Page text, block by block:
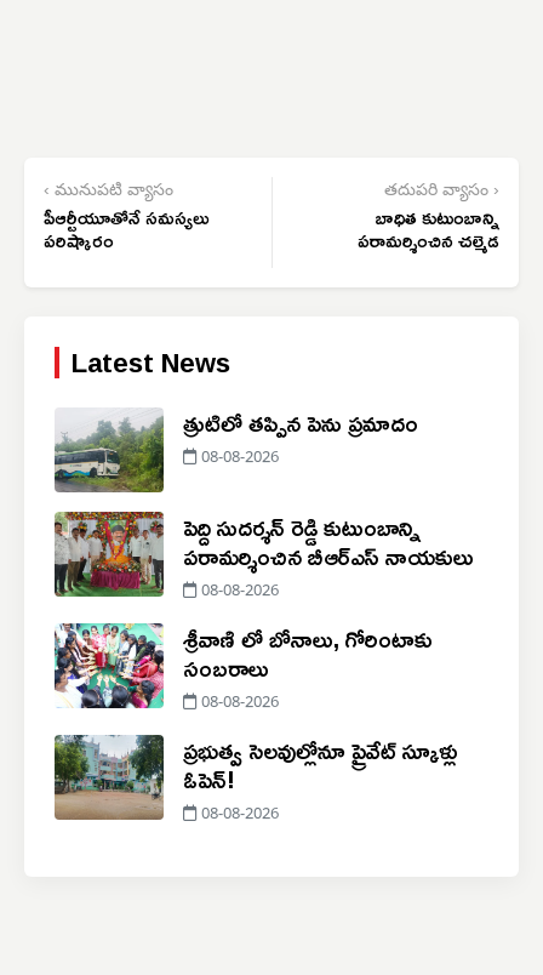
‹ మునుపటి వ్యాసం
పీఆర్టీయూతోనే సమస్యలు
పరిష్కారం
తదుపరి వ్యాసం ›
బాధిత కుటుంబాన్ని
పరామర్శించిన చల్మెడ
Latest News
త్రుటిలో తప్పిన పెను ప్రమాదం
08-08-2026
పెద్ది సుదర్శన్ రెడ్డి కుటుంబాన్ని
పరామర్శించిన బీఆర్ఎస్ నాయకులు
08-08-2026
శ్రీవాణి లో బోనాలు, గోరింటాకు
సంబరాలు
08-08-2026
ప్రభుత్వ సెలవుల్లోనూ ప్రైవేట్ స్కూళ్లు
ఓపెన్!
08-08-2026